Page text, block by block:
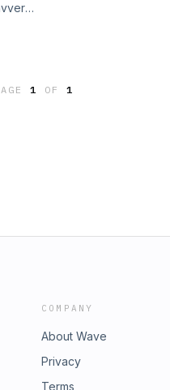
1 OF 1
COMPANY
About Wave
Privacy
Terms